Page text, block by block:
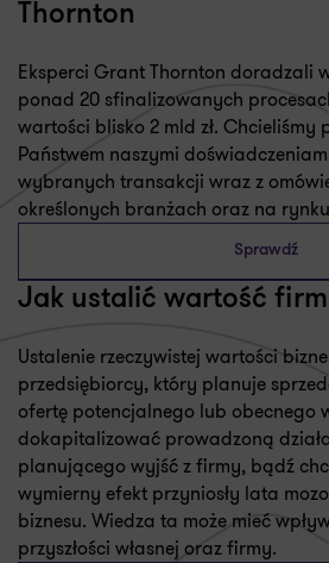
Thornton
Eksperci Grant Thornton doradzali
ponad 20 sfinalizowanych
wartości blisko 2 mld zł. Chcieliśmy
Państwem naszymi
wybranych transakcji wraz z
określonych branżach oraz na
Sprawdź
Jak ustalić wartość
Ustalenie rzeczywistej wartości
przedsiębiorcy, który planuje
ofertę potencjalnego lub obecnego
dokapitalizować prowadzoną
planującego wyjść z firmy, bądź
wymierny efekt przyniosły lata
biznesu. Wiedza ta może mieć
przyszłości własnej oraz firmy.